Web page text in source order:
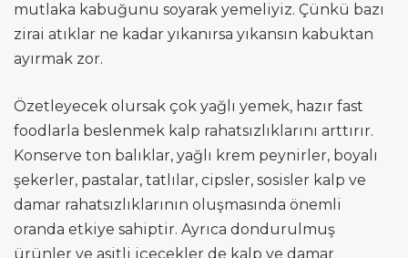
mutlaka kabuğunu soyarak yemeliyiz. Çünkü bazı
zirai atıklar ne kadar yıkanırsa yıkansın kabuktan
ayırmak zor.
Özetleyecek olursak çok yağlı yemek, hazır fast
foodlarla beslenmek kalp rahatsızlıklarını arttırır.
Konserve ton balıklar, yağlı krem peynirler, boyalı
şekerler, pastalar, tatlılar, cipsler, sosisler kalp ve
damar rahatsızlıklarının oluşmasında önemli
oranda etkiye sahiptir. Ayrıca dondurulmuş
ürünler ve asitli içecekler de kalp ve damar